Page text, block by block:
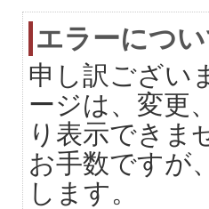
エラーにつ
申し訳ござい
ージは、変更
り表示できま
お手数ですが
します。